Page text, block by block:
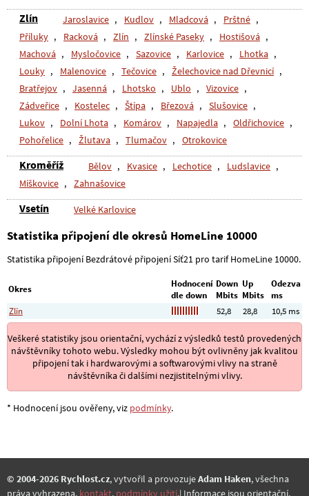
Zlín Jaroslavice , Kudlov , Mladcová , Prštné ,
Příluky , Racková , Zlín , Zlínské Paseky , Hostišová ,
Machová , Mysločovice , Sazovice , Karlovice , Lhotka ,
Louky , Malenovice , Tečovice , Želechovice nad Dřevnicí ,
Bratřejov , Jasenná , Lhotsko , Ublo , Vizovice ,
Zádveřice , Kostelec , Štípa , Březová , Slušovice ,
Lukov , Dolní Lhota , Komárov , Napajedla , Oldřichovice ,
Pohořelice , Žlutava , Tlumačov , Otrokovice
Kroměříž Bělov , Kvasice , Lechotice , Ludslavice ,
Míškovice , Zahnašovice
Vsetín Velké Karlovice
Statistika připojení dle okresů HomeLine 10000
Statistika připojení Bezdrátové připojení Síť21 pro tarif HomeLine 10000.
Okres
Hodnocení
dle down
Down
Mbits
Up
Mbits
Odezva
ms
Zlín
52,8 28,8 10,5 ms
Veškeré statistiky jsou orientační, vychází z výsledků testů provedených
návštěvníky tohoto webu. Výsledky mohou být ovlivněny jak kvalitou
připojení tak i hardwarovými a softwarovými vlivy na straně
návštěvníka či dalšími nezjistitelnými vlivy.
* Hodnocení jsou ověřeny, viz podmínky.
© 2004-2026 Rychlost.cz, vytvořil a provozujeAdam Haken, všechna
práva vyhrazena, kontakt, podmínky užití.| Informace jsou orientační.